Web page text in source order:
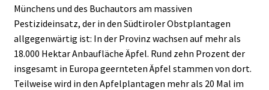
Münchens und des Buchautors am massiven
Pestizideinsatz, der in den Südtiroler Obstplantagen
allgegenwärtig ist: In der Provinz wachsen auf mehr als
18.000 Hektar Anbaufläche Äpfel. Rund zehn Prozent der
insgesamt in Europa geernteten Äpfel stammen von dort.
Teilweise wird in den Apfelplantagen mehr als 20 Mal im